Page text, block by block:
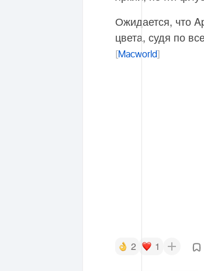
Ожидается, что
цвета, судя по
Macworld
2 1